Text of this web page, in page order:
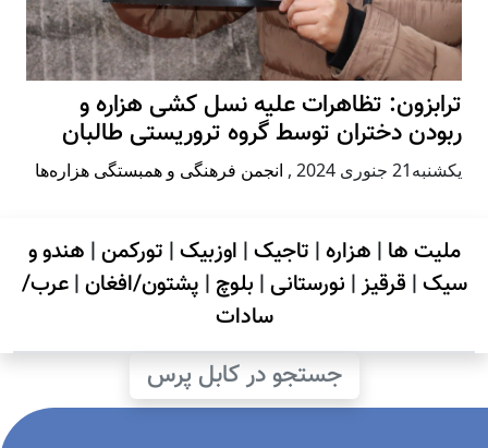
ترابزون: تظاهرات علیه نسل کشی هزاره و
ربودن دختران توسط گروه تروریستی طالبان
يكشنبه21 جنوری 2024 , انجمن فرهنگی و همبستگی هزاره‌ها
ملیت ها | هزاره| تاجیک| اوزبیک| تورکمن| هندو و
سیک| قرقیز| نورستانی| بلوچ | پشتون/افغان|عرب/
سادات
جستجو در کابل پرس